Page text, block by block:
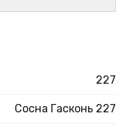
227
Сосна Гасконь 227